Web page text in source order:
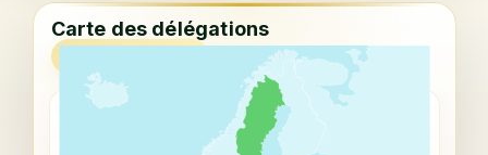
Carte des délégations